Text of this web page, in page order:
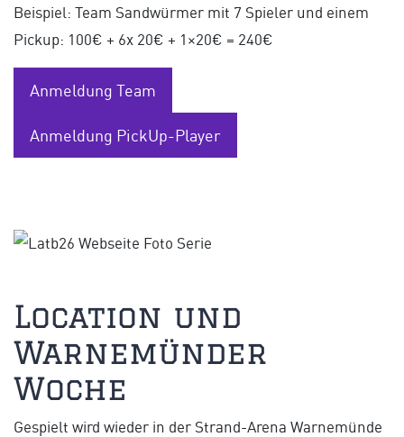
Beispiel: Team Sandwürmer mit 7 Spieler und einem
Pickup: 100€ + 6x 20€ + 1×20€ = 240€
Anmeldung Team
Anmeldung PickUp-Player
Location und
Warnemünder
Woche
Gespielt wird wieder in der Strand-Arena Warnemünde